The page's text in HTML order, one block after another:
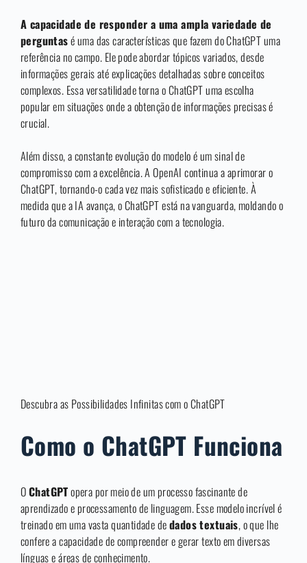
A capacidade de responder a uma ampla variedade de
perguntasé uma das características que fazem do ChatGPT uma
referência no campo. Ele pode abordar tópicos variados, desde
informações gerais até explicações detalhadas sobre conceitos
complexos. Essa versatilidade torna o ChatGPT uma escolha
popular em situações onde a obtenção de informações precisas é
crucial.
Além disso, a constante evolução do modelo é um sinal de
compromisso com a excelência. A OpenAI continua a aprimorar o
ChatGPT, tornando-o cada vez mais sofisticado e eficiente. À
medida que a IA avança, o ChatGPT está na vanguarda, moldando o
futuro da comunicação e interação com a tecnologia.
Descubra as Possibilidades Infinitas com o ChatGPT
Como o ChatGPT Funciona
OChatGPTopera por meio de um processo fascinante de
aprendizado e processamento de linguagem. Esse modelo incrível é
treinado em uma vasta quantidade dedados textuais, o que lhe
confere a capacidade de compreender e gerar texto em diversas
línguas e áreas de conhecimento.